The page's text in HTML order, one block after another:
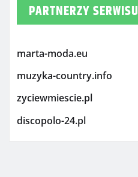
PARTNERZY SERWISU
marta-moda.eu
muzyka-country.info
zyciewmiescie.pl
discopolo-24.pl